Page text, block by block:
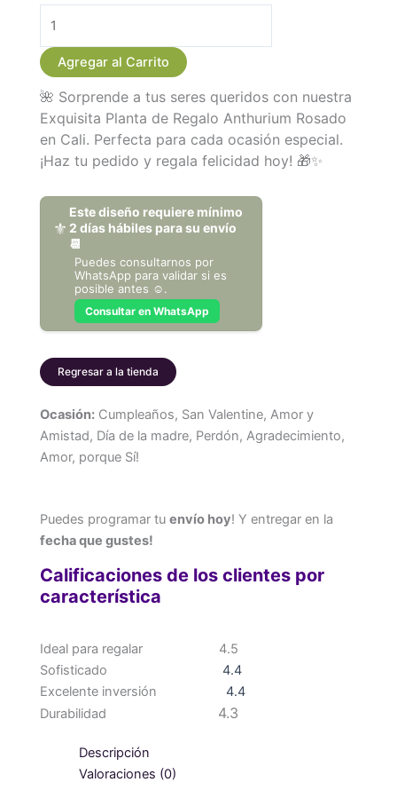
Planta
de
Regalo
Anthurium
Rosado
cantidad
Agregar al Carrito
🌺 Sorprende a tus seres queridos con nuestra
Exquisita Planta de Regalo Anthurium Rosado
en Cali. Perfecta para cada ocasión especial.
¡Haz tu pedido y regala felicidad hoy! 🎁✨
⚜️
Este diseño requiere mínimo
2 días hábiles para su envío
📆
Puedes consultarnos por
WhatsApp para validar si es
posible antes ☺️.
Consultar en WhatsApp
Regresar a la tienda
Ocasión: Cumpleaños, San Valentine, Amor y
Amistad, Día de la madre, Perdón, Agradecimiento,
Amor, porque Sí!
Puedes programar tu envío hoy! Y entregar en la
fecha que gustes!
Calificaciones de los clientes por
característica
Ideal para regalar
4.5
Sofisticado
4.4
Excelente inversión
4.4
Durabilidad
4.3
Descripción
Valoraciones (0)